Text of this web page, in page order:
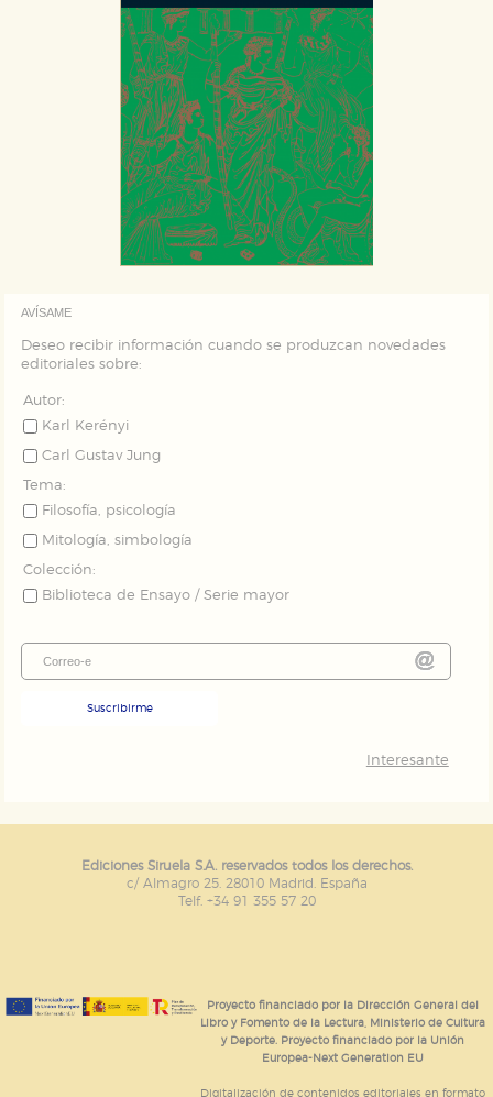
AVÍSAME
Deseo recibir información cuando se produzcan novedades
editoriales sobre:
Autor:
Karl Kerényi
Carl Gustav Jung
Tema:
Filosofía, psicología
Mitología, simbología
Colección:
Biblioteca de Ensayo / Serie mayor
Suscribirme
Interesante
Ediciones Siruela S.A. reservados todos los derechos.
c/ Almagro 25. 28010 Madrid. España
Telf. +34 91 355 57 20
Proyecto financiado por la Dirección General del
Libro y Fomento de la Lectura, Ministerio de Cultura
y Deporte. Proyecto financiado por la Unión
Europea-Next Generation EU
Digitalización de contenidos editoriales en formato